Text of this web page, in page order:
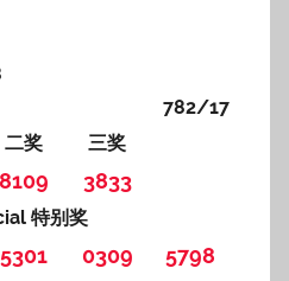
782/17
二奖 三奖
8109 3833
特别奖
5301 0309
5798